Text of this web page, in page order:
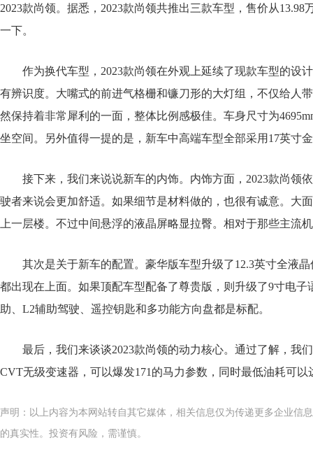
2023款尚领。据悉，2023款尚领共推出三款车型，售价从
一下。
作为换代车型，2023款尚领在外观上延续了现款车型的设
有辨识度。大嘴式的前进气格栅和镰刀形的大灯组，不仅给人
然保持着非常犀利的一面，整体比例感极佳。车身尺寸为
坐空间。另外值得一提的是，新车中高端车型全部采用17英寸
接下来，我们来说说新车的内饰。内饰方面，2023款尚领
驶者来说会更加舒适。如果细节是材料做的，也很有诚意。大
上一层楼。不过中间悬浮的液晶屏略显拉臀。相对于那些主流
其次是关于新车的配置。豪华版车型升级了12.3英寸全液
都出现在上面。如果顶配车型配备了尊贵版，则升级了9寸电
助、L2辅助驾驶、遥控钥匙和多功能方向盘都是标配。
最后，我们来谈谈2023款尚领的动力核心。通过了解，我
CVT无级变速器，可以爆发171的马力参数，同时最低油耗可以
声明：以上内容为本网站转自其它媒体，相关信息仅为传递更多企业信
的真实性。投资有风险，需谨慎。